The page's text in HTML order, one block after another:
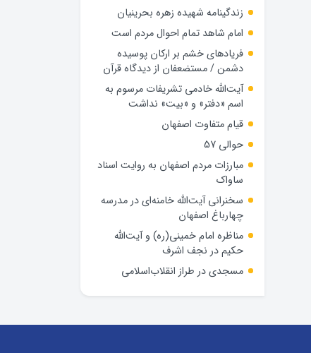
زندگینامه شهيده زهره بحرينيان
امام شاهد تمام احوال مردم است
فریادهای خشم بر ارکان پوسیده
دشمن / مستضعفان از دیدگاه قرآن
آیت‌الله خادمی تشریفات مرسوم به
اسم «دفتر» و «بیت» نداشت
قیام متفاوت اصفهان
حوالی 57
مبارزات مردم اصفهان به روایت اسناد
ساواک
سخنرانی آیت‌الله خامنه‌ای در مدرسه
چهارباغ اصفهان
مناظره امام خمینی(ره) و آیت‌الله
حکیم در نجف اشرف
مسجدی در طراز انقلاب‌اسلامی